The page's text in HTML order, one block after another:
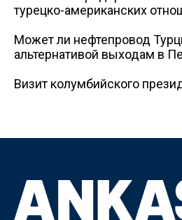
турецко-американских
Может ли нефтепровод
альтернативой выходам в
Визит колумбийского